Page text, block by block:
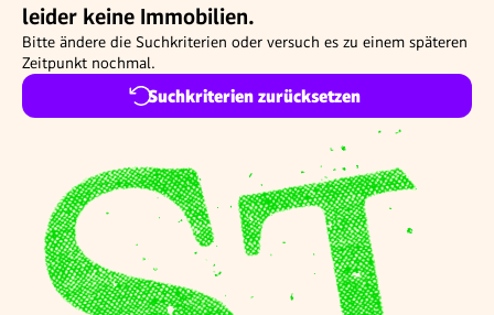
leider keine Immobilien.
Bitte ändere die Suchkriterien oder versuch es zu einem späteren
Zeitpunkt nochmal.
Suchkriterien zurücksetzen